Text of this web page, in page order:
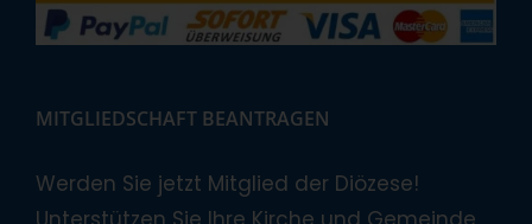
MITGLIEDSCHAFT BEANTRAGEN
Werden Sie jetzt Mitglied der Diözese!